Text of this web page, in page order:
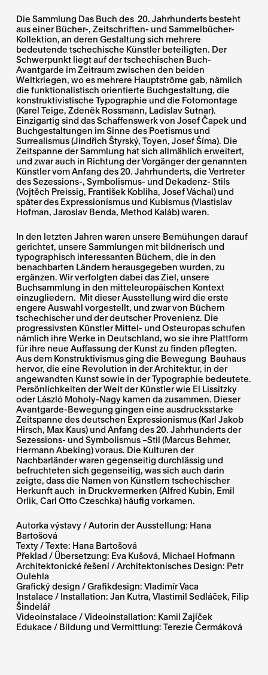
Die Sammlung Das Buch des 20. Jahrhunderts besteht
aus einer Bücher-, Zeitschriften- und Sammelbücher-
Kollektion, an deren Gestaltung sich mehrere
bedeutende tschechische Künstler beteiligten. Der
Schwerpunkt liegt auf der tschechischen Buch-
Avantgarde im Zeitraum zwischen den beiden
Weltkriegen, wo es mehrere Hauptströme gab, nämlich
die funktionalistisch orientierte Buchgestaltung, die
konstruktivistische Typographie und die Fotomontage
(Karel Teige, Zdeněk Rossmann, Ladislav Sutnar).
Einzigartig sind das Schaffenswerk von Josef Čapek und
Buchgestaltungen im Sinne des Poetismus und
Surrealismus (Jindřich Štyrský, Toyen, Josef Šíma). Die
Zeitspanne der Sammlung hat sich allmählich erweitert,
und zwar auch in Richtung der Vorgänger der genannten
Künstler vom Anfang des 20. Jahrhunderts, die Vertreter
des Sezessions-, Symbolismus- und Dekadenz- Stils
(Vojtěch Preissig, František Kobliha, Josef Váchal) und
später des Expressionismus und Kubismus (Vlastislav
Hofman, Jaroslav Benda, Method Kaláb) waren.
In den letzten Jahren waren unsere Bemühungen darauf
gerichtet, unsere Sammlungen mit bildnerisch und
typographisch interessanten Büchern, die in den
benachbarten Ländern herausgegeben wurden, zu
ergänzen. Wir verfolgten dabei das Ziel, unsere
Buchsammlung in den mitteleuropäischen Kontext
einzugliedern. Mit dieser Ausstellung wird die erste
engere Auswahl vorgestellt, und zwar von Büchern
tschechischer und der deutscher Provenienz. Die
progressivsten Künstler Mittel- und Osteuropas schufen
nämlich ihre Werke in Deutschland, wo sie ihre Plattform
für ihre neue Auffassung der Kunst zu finden pflegten.
Aus dem Konstruktivismus ging die Bewegung Bauhaus
hervor, die eine Revolution in der Architektur, in der
angewandten Kunst sowie in der Typographie bedeutete.
Persönlichkeiten der Welt der Künstler wie El Lissitzky
oder László Moholy-Nagy kamen da zusammen. Dieser
Avantgarde-Bewegung gingen eine ausdrucksstarke
Zeitspanne des deutschen Expressionismus (Karl Jakob
Hirsch, Max Kaus) und Anfang des 20. Jahrhunderts der
Sezessions- und Symbolismus –Stil (Marcus Behmer,
Hermann Abeking) voraus. Die Kulturen der
Nachbarländer waren gegenseitig durchlässig und
befruchteten sich gegenseitig, was sich auch darin
zeigte, dass die Namen von Künstlern tschechischer
Herkunft auch in Druckvermerken (Alfred Kubin, Emil
Orlik, Carl Otto Czeschka) häufig vorkamen.
Autorka výstavy / Autorin der Ausstellung: Hana
Bartošová
Texty / Texte: Hana Bartošová
Překlad / Übersetzung: Eva Kušová, Michael Hofmann
Architektonické řešení / Architektonisches Design: Petr
Oulehla
Grafický design / Grafikdesign: Vladimír Vaca
Instalace / Installation: Jan Kutra, Vlastimil Sedláček, Filip
Šindelář
Videoinstalace / Videoinstallation: Kamil Zajíček
Edukace / Bildung und Vermittlung: Terezie Čermáková